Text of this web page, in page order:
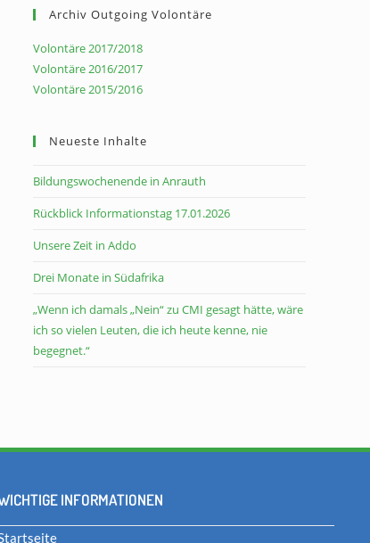
Archiv Outgoing Volontäre
Volontäre 2017/2018
Volontäre 2016/2017
Volontäre 2015/2016
Neueste Inhalte
Bildungswochenende in Anrauth
Rückblick Informationstag 17.01.2026
Unsere Zeit in Addo
Drei Monate in Südafrika
„Wenn ich damals „Nein“ zu CMI gesagt hätte, wäre
ich so vielen Leuten, die ich heute kenne, nie
begegnet.“
INFORMATIONEN